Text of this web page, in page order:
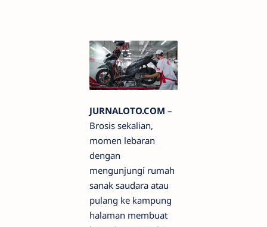
JURNALOTO.COM –
Brosis sekalian,
momen lebaran
dengan
mengunjungi rumah
sanak saudara atau
pulang ke kampung
halaman membuat